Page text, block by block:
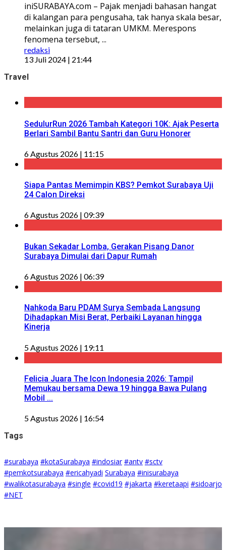
iniSURABAYA.com – Pajak menjadi bahasan hangat
di kalangan para pengusaha, tak hanya skala besar,
melainkan juga di tataran UMKM. Merespons
fenomena tersebut, ...
redaksi
13 Juli 2024 | 21:44
Travel
SedulurRun 2026 Tambah Kategori 10K: Ajak Peserta
Berlari Sambil Bantu Santri dan Guru Honorer
6 Agustus 2026 | 11:15
Siapa Pantas Memimpin KBS? Pemkot Surabaya Uji
24 Calon Direksi
6 Agustus 2026 | 09:39
Bukan Sekadar Lomba, Gerakan Pisang Danor
Surabaya Dimulai dari Dapur Rumah
6 Agustus 2026 | 06:39
Nahkoda Baru PDAM Surya Sembada Langsung
Dihadapkan Misi Berat, Perbaiki Layanan hingga
Kinerja
5 Agustus 2026 | 19:11
Felicia Juara The Icon Indonesia 2026: Tampil
Memukau bersama Dewa 19 hingga Bawa Pulang
Mobil ...
5 Agustus 2026 | 16:54
Tags
#surabaya #kotaSurabaya #indosiar #antv #sctv
#pemkotsurabaya #ericahyadi Surabaya #inisurabaya
#walikotasurabaya #single #covid19 #jakarta #keretaapi #sidoarjo
#NET